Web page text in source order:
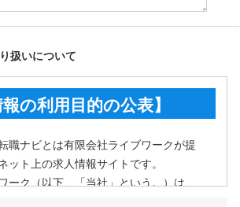
扱いについて
報の利用目的の公表】
職ナビとは有限会社ライブワークが提
ット上の求人情報サイトです。
ーク（以下、「当社」という。）は、